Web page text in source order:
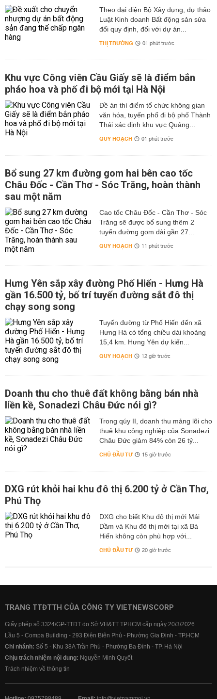
Theo đại diện Bộ Xây dựng, dự thảo
Luật Kinh doanh Bất động sản sửa
đổi quy định, đối với dự án...
THỊ TRƯỜNG 01 phút trước
Khu vực Công viên Cầu Giấy sẽ là điểm bắn
pháo hoa và phố đi bộ mới tại Hà Nội
Đề án thí điểm tổ chức không gian
văn hóa, tuyến phố đi bộ phố Thành
Thái xác định khu vực Quảng...
QUY HOẠCH 01 phút trước
Bổ sung 27 km đường gom hai bên cao tốc
Châu Đốc - Cần Thơ - Sóc Trăng, hoàn thành
sau một năm
Cao tốc Châu Đốc - Cần Thơ - Sóc
Trăng sẽ được bổ sung thêm 2
tuyến đường gom dài gần 27...
QUY HOẠCH 11 phút trước
Hưng Yên sắp xây đường Phố Hiến - Hưng Hà
gần 16.500 tỷ, bố trí tuyến đường sắt đô thị
chạy song song
Tuyến đường từ Phố Hiến đến xã
Hưng Hà có tổng chiều dài khoảng
15,4 km. Hưng Yên dự kiến...
QUY HOẠCH 12 giờ trước
Doanh thu cho thuê đất không bằng bán nhà
liền kề, Sonadezi Châu Đức nói gì?
Trong qúy II, doanh thu mảng lõi cho
thuê khu công nghiệp của Sonadezi
Châu Đức giảm 84% còn 26 tỷ...
CHỦ ĐẦU TƯ 15 giờ trước
DXG rút khỏi hai khu đô thị 6.200 tỷ ở Cần Thơ,
Phú Thọ
DXG cho biết Khu đô thị mới Mái
Dầm và Khu đô thị mới tại xã Bá
Hiến không còn phù hợp với...
CHỦ ĐẦU TƯ 20 giờ trước
TRANG TTĐTTH CỦA CÔNG TY VIETNEWSCORP
Giấy phép số 3324/GP-TTĐT do Sở VH&TT TPHCM cấp ngày 20/3/2026
Lầu 5 - Compa Building - 293 Điện Biên Phủ - Phường Gia Định - TP.HCM
Chi nhánh: Số 5 - Khu 38A Trần Phú - Phường Ba Đình - TP. Hà Nội
Chịu trách nhiệm nội dung: Nguyễn Minh Quyết
Trách nhiệm về thông tin